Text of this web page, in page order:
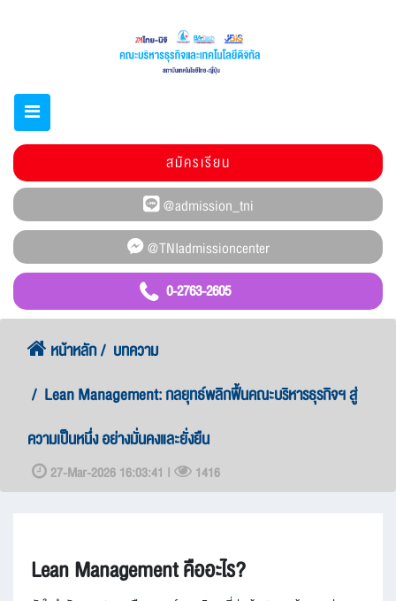
0-2763-2605
สมัครเรียน
หน้าหลัก
บทความ
Lean Management: กลยุทธ์พลิกฟื้นคณะบริหารธุรกิจฯ สู่
ความเป็นหนึ่ง อย่างมั่นคงและยั่งยืน
27-Mar-2026 16:03:41 | 1416
Lean Management คืออะไร?